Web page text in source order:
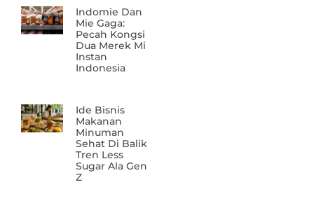
Indomie Dan
Mie Gaga:
Pecah Kongsi
Dua Merek Mi
Instan
Indonesia
Ide Bisnis
Makanan
Minuman
Sehat Di Balik
Tren Less
Sugar Ala Gen
Z